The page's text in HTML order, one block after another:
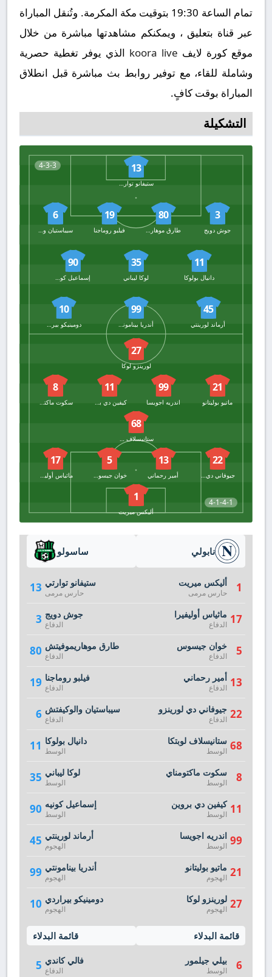
تمام الساعة 19:30 بتوقيت مكة المكرمة. وتُنقل المباراة
عبر قناة بتعليق ، ويمكنكم مشاهدتها مباشرة من خلال
موقع كورة لايف koora live الذي يوفر تغطية حصرية
وشاملة للقاء، مع توفير روابط بث مباشرة قبل انطلاق
المباراة بوقت كافٍ.
التشكيلة
4-3-3 13
ستيفانو توارتي
3
جوش دويج
80
طارق موهاريموفيتش
19
فيلبو روماجنا
6
سيباستيان والوكيفتش
11
دانيال بولوكا
35
لوكا ليباني
90
45
أرماند لورينتي
99
أندريا بينامونتي
10
دومينيكو بيراردي
4-1-4-1
27
لورينزو لوكا
21
ماتيو بوليتانو
99
اندريه اجويسا
11
كيفين دي بروين
8
سكوت ماكتومناي
68
ستانيسلاف لوبتكا
22
جيوفاني دي لورينزو
13
أمير رحماني
5
خوان جيسوس
17
ماثياس أوليفيرا
1
أليكس ميريت
ساسولو
13 ستيفانو توارتي
حارس مرمى
3 جوش دويج
الدفاع
80 طارق موهاريموفيتش
الدفاع
19 فيلبو روماجنا
الدفاع
6 سيباستيان والوكيفتش
الدفاع
11 دانيال بولوكا
الوسط
35 لوكا ليباني
الوسط
90 إسماعيل كونيه
الوسط
45 أرماند لورينتي
الهجوم
99 أندريا بينامونتي
الهجوم
10 دومينيكو بيراردي
الهجوم
قائمة البدلاء
5 فالي كاندي
الدفاع
نابولي
1 أليكس ميريت
حارس مرمى
17 ماثياس أوليفيرا
الدفاع
5 خوان جيسوس
الدفاع
13 أمير رحماني
الدفاع
22 جيوفاني دي لورينزو
الدفاع
68 ستانيسلاف لوبتكا
الوسط
8 سكوت ماكتومناي
الوسط
11 كيفين دي بروين
الوسط
99 اندريه اجويسا
الوسط
21 ماتيو بوليتانو
الهجوم
27 لورينزو لوكا
الهجوم
قائمة البدلاء
6 بيلي جيلمور
الوسط